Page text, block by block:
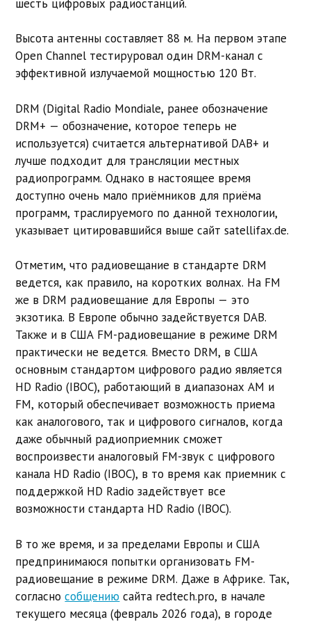
шесть цифровых радиостанций.
Высота антенны составляет 88 м. На первом этапе
Open Channel тестируровал один DRM-канал с
эффективной излучаемой мощностью 120 Вт.
DRM (Digital Radio Mondiale, ранее обозначение
DRM+ — обозначение, которое теперь не
используется) считается альтернативой DAB+ и
лучше подходит для трансляции местных
радиопрограмм. Однако в настоящее время
доступно очень мало приёмников для приёма
программ, траслируемого по данной технологии,
указывает цитировавшийся выше сайт satellifax.de.
Отметим, что радиовещание в стандарте DRM
ведется, как правило, на коротких волнах. На FM
же в DRM радиовещание для Европы — это
экзотика. В Европе обычно задействуется DAB.
Также и в США FM-радиовещание в режиме DRM
практически не ведется. Вместо DRM, в США
основным стандартом цифрового радио является
HD Radio (IBOC), работающий в диапазонах AM и
FM, который обеспечивает возможность приема
как аналогового, так и цифрового сигналов, когда
даже обычный радиоприемник сможет
воспроизвести аналоговый FM-звук с цифрового
канала HD Radio (IBOC), в то время как приемник с
поддержкой HD Radio задействует все
возможности стандарта HD Radio (IBOC).
В то же время, и за пределами Европы и США
предпринимаюся попытки организовать FM-
радиовещание в режиме DRM. Даже в Африке. Так,
согласнособщению сайта redtech.pro, в начале
текущего месяца (февраль 2026 года), в городе